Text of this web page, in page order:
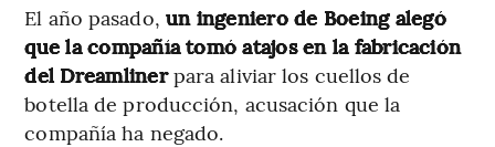
El año pasado, un ingeniero de Boeing alegó
que la compañía tomó atajos en la fabricación
del Dreamlinerpara aliviar los cuellos de
botella de producción, acusación que la
compañía ha negado.